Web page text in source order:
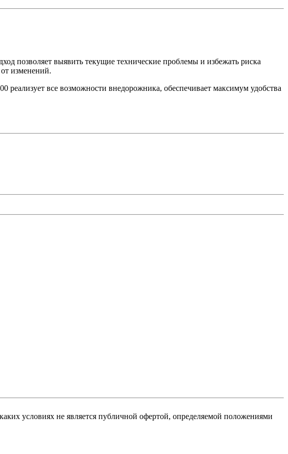
позволяет выявить текущие технические проблемы и избежать риска
изменений.
все возможности внедорожника, обеспечивает максимум удобства
условиях не является публичной офертой, определяемой положениями